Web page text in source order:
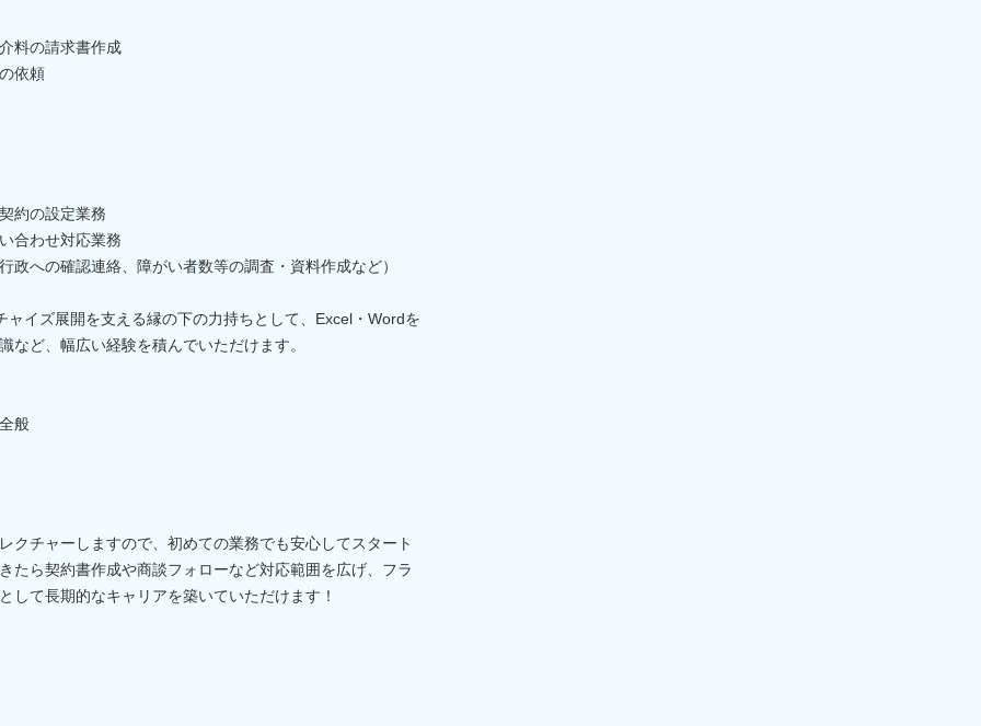
料の請求書作成
依頼
約の設定業務
合わせ対応業務
政への確認連絡、障がい者数等の調査・資料作成など）
ャイズ展開を支える縁の下の力持ちとして、Excel・Wordを
など、幅広い経験を積んでいただけます。
般
クチャーしますので、初めての業務でも安心してスタート
たら契約書作成や商談フォローなど対応範囲を広げ、フラ
して長期的なキャリアを築いていただけます！